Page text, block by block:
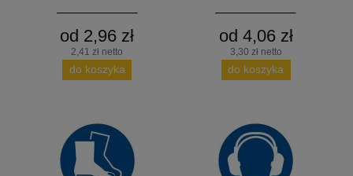
od 2,96 zł
2,41 zł netto
do koszyka
od 4,06 zł
3,30 zł netto
do koszyka